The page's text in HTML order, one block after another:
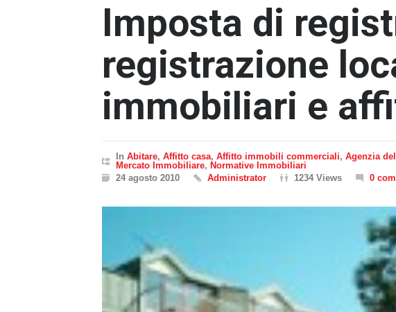
Imposta di
registrazione
immobiliari e
In Abitare, Affitto casa, Affitto immobili commerciali, Agenzia
Mercato Immobiliare, Normative Immobiliari
24 agosto 2010
Administrator 1234 Views 0